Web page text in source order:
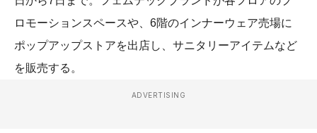
ロモーションスペースや、6階のインナーウェア売場に
ポップアップストアを出店し、サニタリーアイテムなど
を販売する。
ADVERTISING